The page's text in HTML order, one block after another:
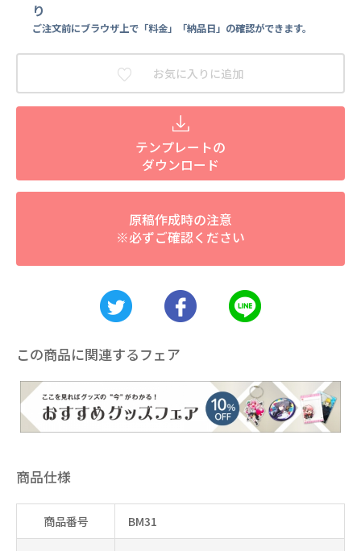
り
ご注文前にブラウザ上で「料金」「納品日」の確認ができます。
お気に入りに追加
テンプレートの
ダウンロード
原稿作成時の注意
※必ずご確認ください
この商品に関連するフェア
商品仕様
商品番号 BM31